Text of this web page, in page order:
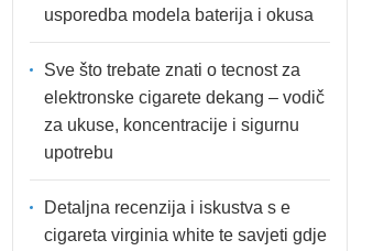
usporedba modela baterija i okusa
Sve što trebate znati o tecnost za
elektronske cigarete dekang – vodič
za ukuse, koncentracije i sigurnu
upotrebu
Detaljna recenzija i iskustva s e
cigareta virginia white te savjeti gdje